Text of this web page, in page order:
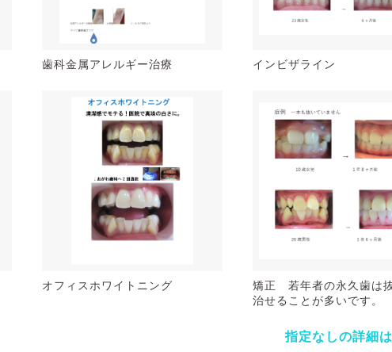
歯科金属アレルギー治療 インビザライン
オフィスホワイトニング
矯正 若年者の永久歯は
治せることが多いです。
指定なしの詳細